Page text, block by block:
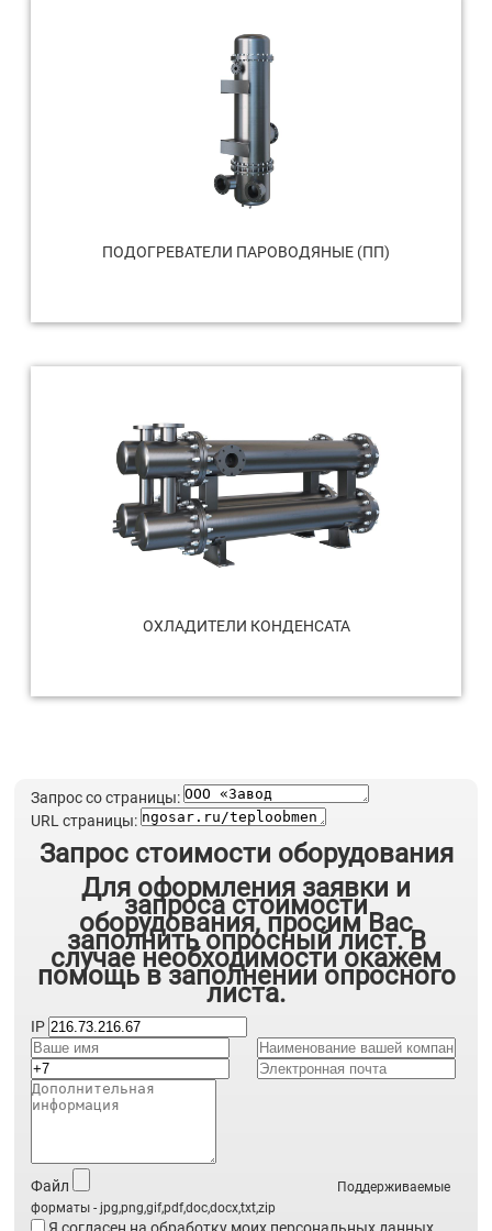
ПОДОГРЕВАТЕЛИ ПАРОВОДЯНЫЕ (ПП)
ОХЛАДИТЕЛИ КОНДЕНСАТА
Запрос со страницы:
URL страницы:
Запрос стоимости оборудования
Для оформления заявки и
запроса стоимости
оборудования, просим Вас
заполнить опросный лист. В
случае необходимости окажем
помощь в заполнении опросного
листа.
IP
Файл
Поддерживаемые
форматы - jpg,png,gif,pdf,doc,docx,txt,zip